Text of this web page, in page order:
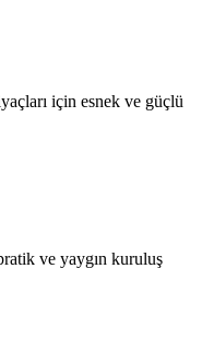
için esnek ve güçlü
ve yaygın kuruluş